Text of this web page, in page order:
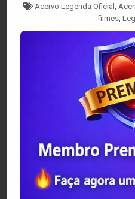
Tagged
Acervo Legenda Oficial
filmes,